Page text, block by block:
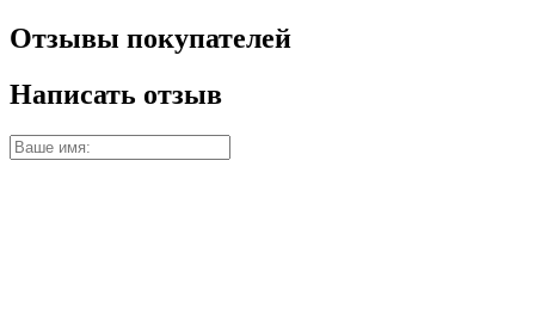
Отзывы покупателей
Написать отзыв